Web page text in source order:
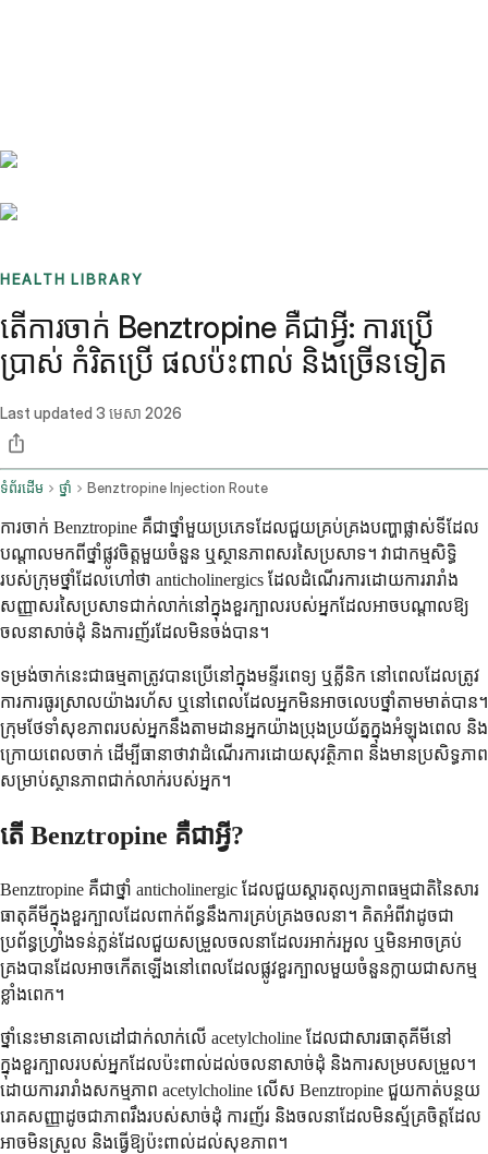
HEALTH LIBRARY
តើការចាក់ Benztropine គឺជាអ្វី: ការប្រើ
ប្រាស់ កំរិតប្រើ ផលប៉ះពាល់ និងច្រើនទៀត
Last updated 3 មេសា 2026
ទំព័រដើម ថ្នាំ Benztropine Injection Route
ការចាក់ Benztropine គឺជាថ្នាំមួយប្រភេទដែលជួយគ្រប់គ្រងបញ្ហាផ្លាស់ទីដែល
បណ្តាលមកពីថ្នាំផ្លូវចិត្តមួយចំនួន ឬស្ថានភាពសរសៃប្រសាទ។ វាជាកម្មសិទ្ធិ
របស់ក្រុមថ្នាំដែលហៅថា anticholinergics ដែលដំណើរការដោយការរារាំង
សញ្ញាសរសៃប្រសាទជាក់លាក់នៅក្នុងខួរក្បាលរបស់អ្នកដែលអាចបណ្តាលឱ្យ
ចលនាសាច់ដុំ និងការញ័រដែលមិនចង់បាន។
ទម្រង់ចាក់នេះជាធម្មតាត្រូវបានប្រើនៅក្នុងមន្ទីរពេទ្យ ឬគ្លីនិក នៅពេលដែលត្រូវ
ការការធូរស្រាលយ៉ាងរហ័ស ឬនៅពេលដែលអ្នកមិនអាចលេបថ្នាំតាមមាត់បាន។
ក្រុមថែទាំសុខភាពរបស់អ្នកនឹងតាមដានអ្នកយ៉ាងប្រុងប្រយ័ត្នក្នុងអំឡុងពេល និង
ក្រោយពេលចាក់ ដើម្បីធានាថាវាដំណើរការដោយសុវត្ថិភាព និងមានប្រសិទ្ធភាព
សម្រាប់ស្ថានភាពជាក់លាក់របស់អ្នក។
តើ Benztropine គឺជាអ្វី?
Benztropine គឺជាថ្នាំ anticholinergic ដែលជួយស្តារតុល្យភាពធម្មជាតិនៃសារ
ធាតុគីមីក្នុងខួរក្បាលដែលពាក់ព័ន្ធនឹងការគ្រប់គ្រងចលនា។ គិតអំពីវាដូចជា
ប្រព័ន្ធហ្វ្រាំងទន់ភ្លន់ដែលជួយសម្រួលចលនាដែលរអាក់រអួល ឬមិនអាចគ្រប់
គ្រងបានដែលអាចកើតឡើងនៅពេលដែលផ្លូវខួរក្បាលមួយចំនួនក្លាយជាសកម្ម
ខ្លាំងពេក។
ថ្នាំនេះមានគោលដៅជាក់លាក់លើ acetylcholine ដែលជាសារធាតុគីមីនៅ
ក្នុងខួរក្បាលរបស់អ្នកដែលប៉ះពាល់ដល់ចលនាសាច់ដុំ និងការសម្របសម្រួល។
ដោយការរារាំងសកម្មភាព acetylcholine លើស Benztropine ជួយកាត់បន្ថយ
រោគសញ្ញាដូចជាភាពរឹងរបស់សាច់ដុំ ការញ័រ និងចលនាដែលមិនស្ម័គ្រចិត្តដែល
អាចមិនស្រួល និងធ្វើឱ្យប៉ះពាល់ដល់សុខភាព។